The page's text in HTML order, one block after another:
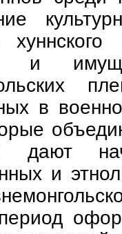
и
в
дают
и